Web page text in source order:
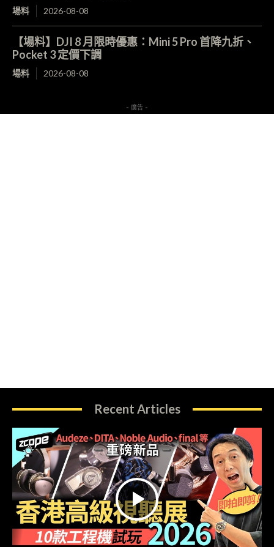
場料 2026-08-08
【場料】DJI 8 月限時優惠：Mini 5 Pro 首降九折、
Pocket 3 定價下調
場料 2026-08-08
- 廣告 -
Recent Articles